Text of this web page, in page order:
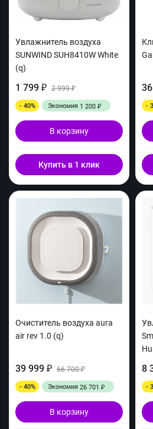
Увлажнитель воздуха
SUNWIND SUH8410W White
(q)
1 799 ₽ 2 999₽
- 40% Экономия 1 200 ₽
В корзину
Купить в 1 клик
-
Очиститель воздуха aura
air rev 1.0 (q)
39 999 ₽ 66 700₽
- 40% Экономия 26 701 ₽
В корзину
8
-